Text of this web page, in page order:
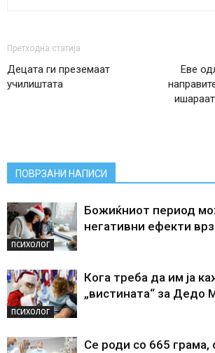
Претходна статија
Децата ги преземаат
училиштата
Еве
ПОВРЗАНИ НАПИСИ
ПСИХОЛОГ
Божиќниот период
негативни ефекти
ПСИХОЛОГ
Кога треба да им ја
„вистината“ за Дедо
Се роди со 665